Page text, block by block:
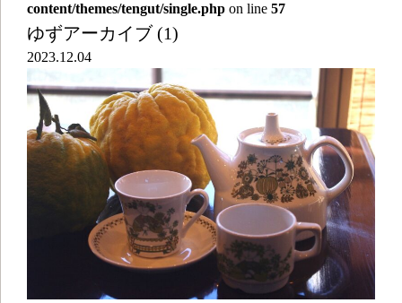
content/themes/tengut/single.php on line 57
ゆずアーカイブ (1)
2023.12.04